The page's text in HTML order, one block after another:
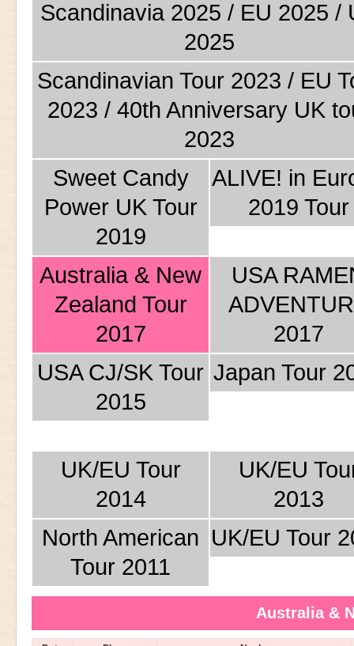
Scandinavia 2025 / EU 2025 /
2025
Scandinavian Tour 2023 / EU
2023 / 40th Anniversary UK
2023
Sweet Candy
Power UK Tour
2019
ALIVE! in
2019 Tour
Australia & New
Zealand Tour
2017
USA
2017
USA CJ/SK Tour
2015
Japan Tour
UK/EU Tour
2014
UK/EU
2013
North American
Tour 2011
UK/EU Tour
Australia &